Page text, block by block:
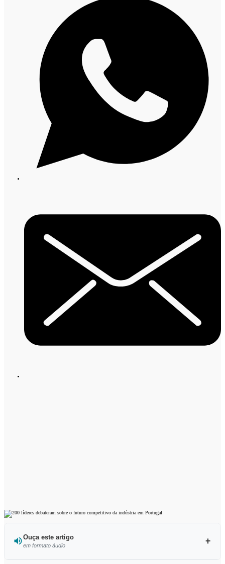
Ouça este artigo
em formato áudio